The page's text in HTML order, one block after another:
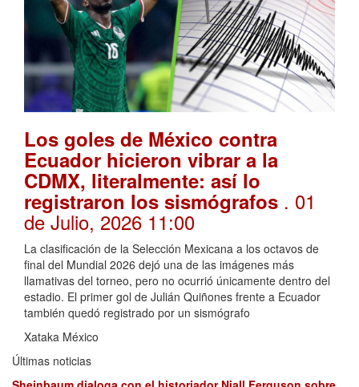
Los goles de México contra
Ecuador hicieron vibrar a la
CDMX, literalmente: así lo
registraron los sismógrafos . 01
de Julio, 2026 11:00
La clasificación de la Selección Mexicana a los octavos de
final del Mundial 2026 dejó una de las imágenes más
llamativas del torneo, pero no ocurrió únicamente dentro del
estadio. El primer gol de Julián Quiñones frente a Ecuador
también quedó registrado por un sismógrafo
Xataka México
Últimas noticias